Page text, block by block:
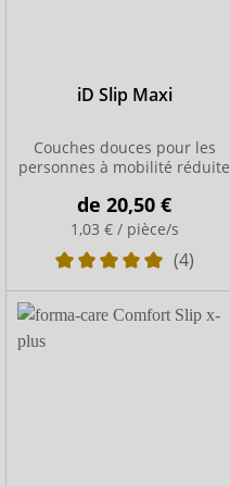
iD Slip Maxi
Couches douces pour les
personnes à mobilité réduite
de20,50 €
1,03 € / pièce/s
(4)